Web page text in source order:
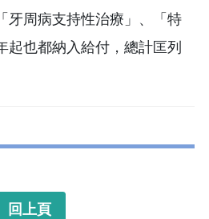
牙周病支持性治療」、「特
起也都納入給付，總計匡列
回上頁